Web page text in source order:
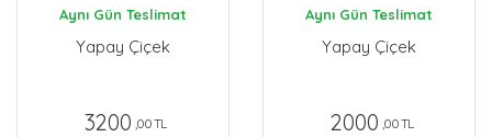
Aynı Gün Teslimat
Yapay Çiçek
3200 ,00 TL
Aynı Gün Teslimat
Yapay Çiçek
2000 ,00 TL